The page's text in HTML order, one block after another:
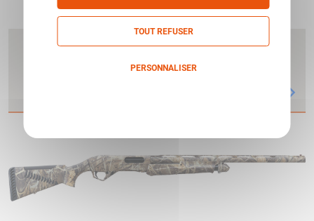
SUPERNOVA COMF 12/89 MAX-5 66 MC
TOUT REFUSER
PERSONNALISER